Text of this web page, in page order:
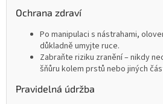
Ochrana zdraví
Po manipulaci s nástrahami,
důkladně umyjte ruce.
Zabraňte riziku zranění – nikdy
šňůru kolem prstů nebo jiných
Pravidelná údržba